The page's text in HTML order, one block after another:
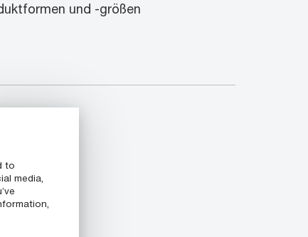
to
media,
und -größen